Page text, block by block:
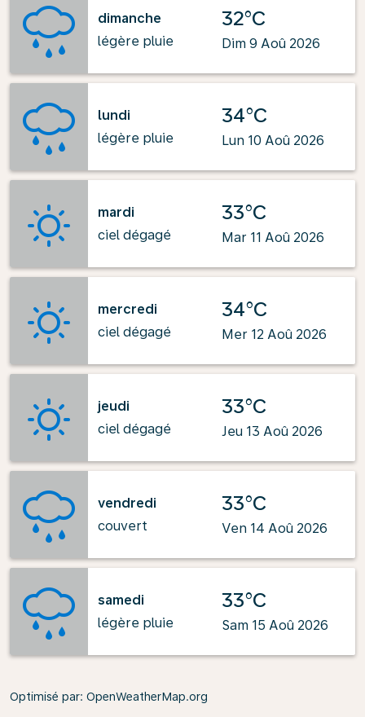
dimanche
légère pluie
32°C
Dim 9 Aoû 2026
lundi
légère pluie
34°C
Lun 10 Aoû 2026
mardi
ciel dégagé
33°C
Mar 11 Aoû 2026
mercredi
ciel dégagé
34°C
Mer 12 Aoû 2026
jeudi
ciel dégagé
33°C
Jeu 13 Aoû 2026
vendredi
couvert
33°C
Ven 14 Aoû 2026
samedi
légère pluie
33°C
Sam 15 Aoû 2026
Optimisé par: OpenWeatherMap.org